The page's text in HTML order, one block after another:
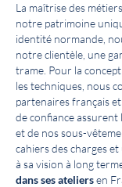
La maîtrise des
notre patrimoine
identité normande,
notre clientèle, une
trame. Pour la
les techniques, nous
partenaires français
de confiance assurent
et de nos sous-
cahiers des charges
à sa vision à long
dans ses ateliersen